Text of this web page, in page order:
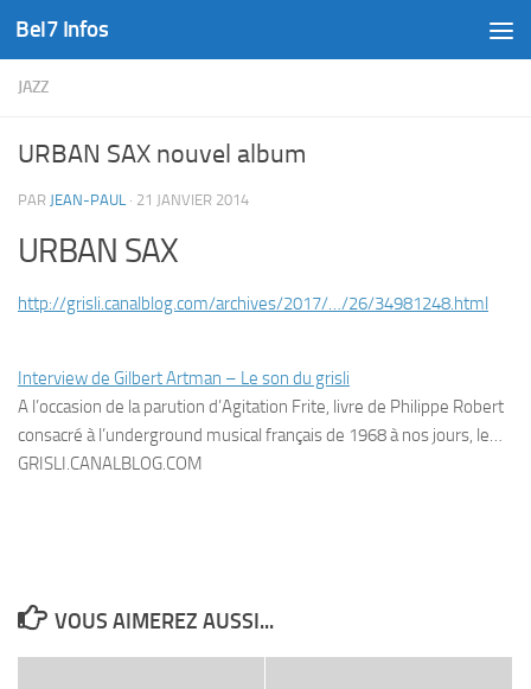
Skip to content
Bel7 Infos
JAZZ
URBAN SAX nouvel album
PAR JEAN-PAUL · 21 JANVIER 2014
URBAN SAX
http://grisli.canalblog.com/archives/2017/…/26/34981248.html
Interview de Gilbert Artman – Le son du grisli
A l’occasion de la parution d’Agitation Frite, livre de Philippe Robert
consacré à l’underground musical français de 1968 à nos jours, le…
GRISLI.CANALBLOG.COM
VOUS AIMEREZ AUSSI...